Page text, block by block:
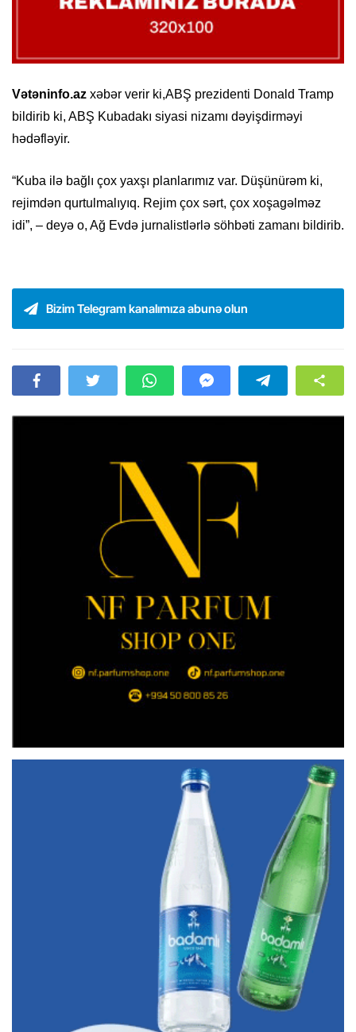
Vətəninfo.az xəbər verir ki,ABŞ prezidenti Donald Tramp
bildirib ki, ABŞ Kubadakı siyasi nizamı dəyişdirməyi
hədəfləyir.
“Kuba ilə bağlı çox yaxşı planlarımız var. Düşünürəm ki,
rejimdən qurtulmalıyıq. Rejim çox sərt, çox xoşagəlməz
idi”, – deyə o, Ağ Evdə jurnalistlərlə söhbəti zamanı bildirib.
Bizim Telegram kanalımıza abunə olun